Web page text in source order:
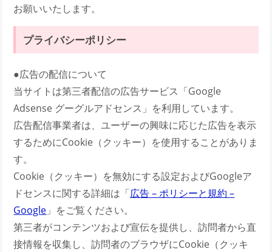
お願いいたします。
プライバシーポリシー
●広告の配信について
当サイトは第三者配信の広告サービス「Google
Adsense グーグルアドセンス」を利用しています。
広告配信事業者は、ユーザーの興味に応じた広告を表示
するためにCookie（クッキー）を使用することがありま
す。
Cookie（クッキー）を無効にする設定およびGoogleア
ドセンスに関する詳細は「広告 – ポリシーと規約 –
Google 」をご覧ください。
第三者がコンテンツおよび宣伝を提供し、訪問者から直
接情報を収集し、訪問者のブラウザにCookie（クッキ